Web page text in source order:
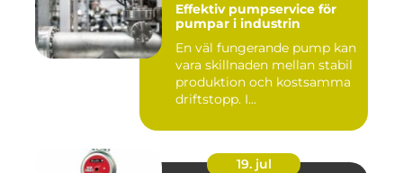
Effektiv pumpservice för
pumpar i industrin
En väl fungerande pump kan
vara skillnaden mellan stabil
produktion och kostsamma
driftstopp. I...
19. jul